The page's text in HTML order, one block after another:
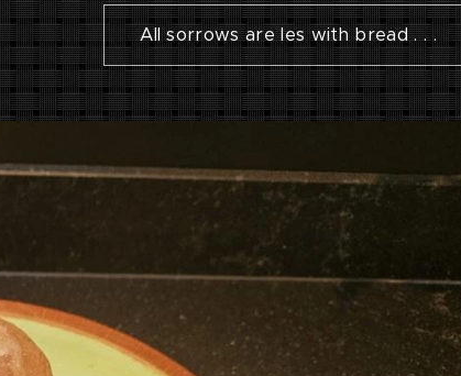
All sorrows are les with bread . . .